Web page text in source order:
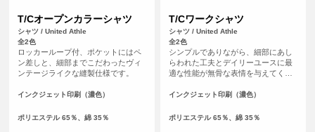
T/Cオープンカラーシャツ
シャツ / United Athle
全2色
ロッカーループ付、ポケットにはペ
ン差しと、細部までこだわったヴィ
ンテージライクな縫製仕様です。
インクジェット印刷（濃色）
ポリエステル 65％、綿 35％
T/Cワークシャツ
シャツ / United Athle
全2色
シンプルでありながら、細部にあし
らわれた工夫とデイリーユースに最
適な性能が無骨な表情を与えてくれ
インクジェット印刷（濃色）
ポリエステル 65％、綿 35％